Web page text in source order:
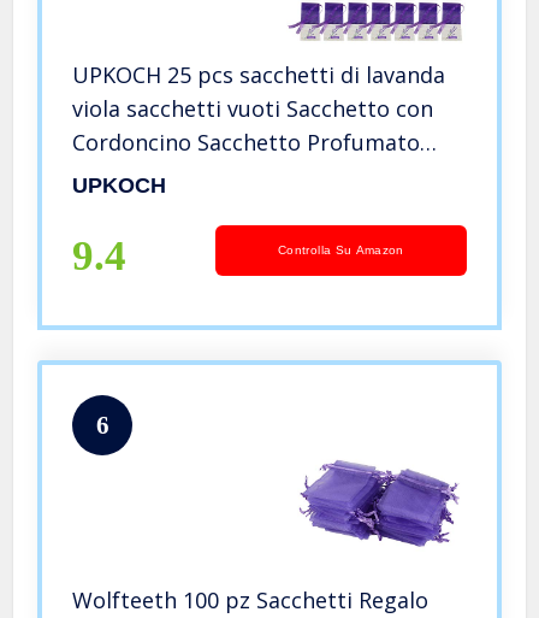
UPKOCH 25 pcs sacchetti di lavanda
viola sacchetti vuoti Sacchetto con
Cordoncino Sacchetto Profumato
sacchetto di immagazzinaggio di
ed piccoli oggetti
UPKOCH
9.4 Controlla Su Amazon
6
Wolfteeth 100 pz Sacchetti Regalo